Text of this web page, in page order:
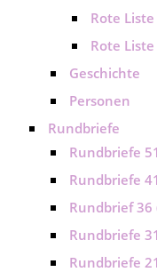
Rote
Rote
Geschichte
Personen
Rundbriefe
Rundbriefe
Rundbriefe
Rundbrief 36
Rundbriefe
Rundbriefe